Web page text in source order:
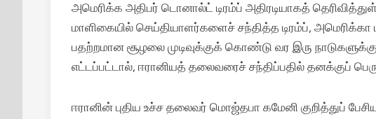
அமெரிக்க அதிபர் டொனால்ட் டிரம்ப் அதிரடியாகத்
மாளிகையில் செய்தியாளர்களைச் சந்தித்த டிரம்ப்,
பதற்றமான சூழலை முடிவுக்குக் கொண்டு வர இரு
எட்டப்பட்டால், ஈரானியத் தலைவரைச் சந்திப்பதில் தனக்குப்
ஈரானின் புதிய உச்ச தலைவர் மொஜ்தபா கமேனி குறித்துப்